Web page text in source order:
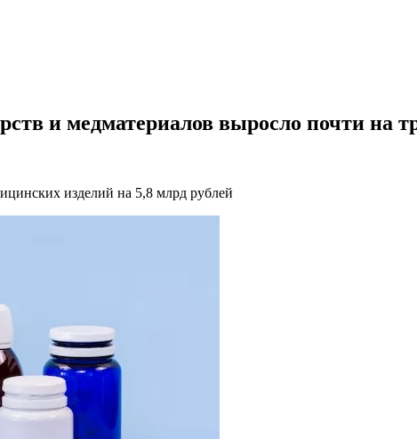
и медматериалов выросло почти на
изделий на 5,8 млрд рублей